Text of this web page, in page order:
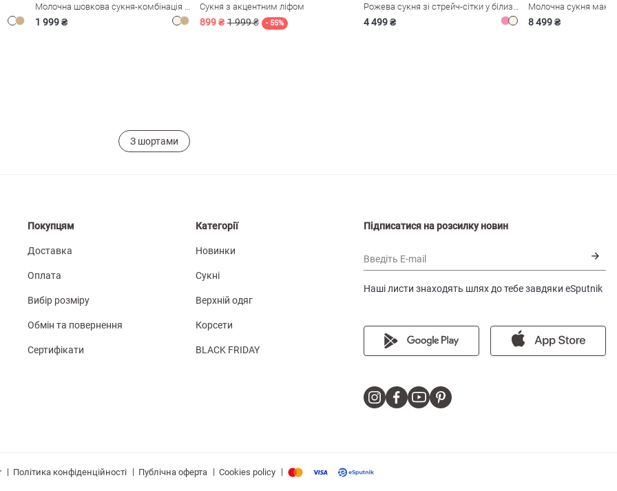
1 999 ₴
Сукня з акцентним ліфом
899 ₴ 1 999 ₴ - 55% 4 499 ₴ 8 499 ₴
З шортами
Покупцям
Доставка
Оплата
Вибір розміру
Обмін та повернення
Сертифікати
Категорії
Новинки
Сукні
Верхній одяг
Корсети
BLACK FRIDAY
Підписатися на розсилку новин
Введіть E-mail
Наші листи знаходять шлях до тебе завдяки eSputnik
| Політика конфіденційності | Публічна оферта | Cookies policy |